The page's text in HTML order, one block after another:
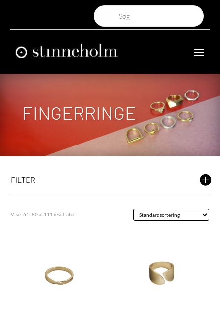
Products
search
FINGERRINGE
FILTER
Viser 61–80 af 111 resultater